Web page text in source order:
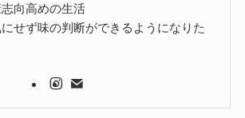
向高めの生活
せず味の判断ができるようになりた